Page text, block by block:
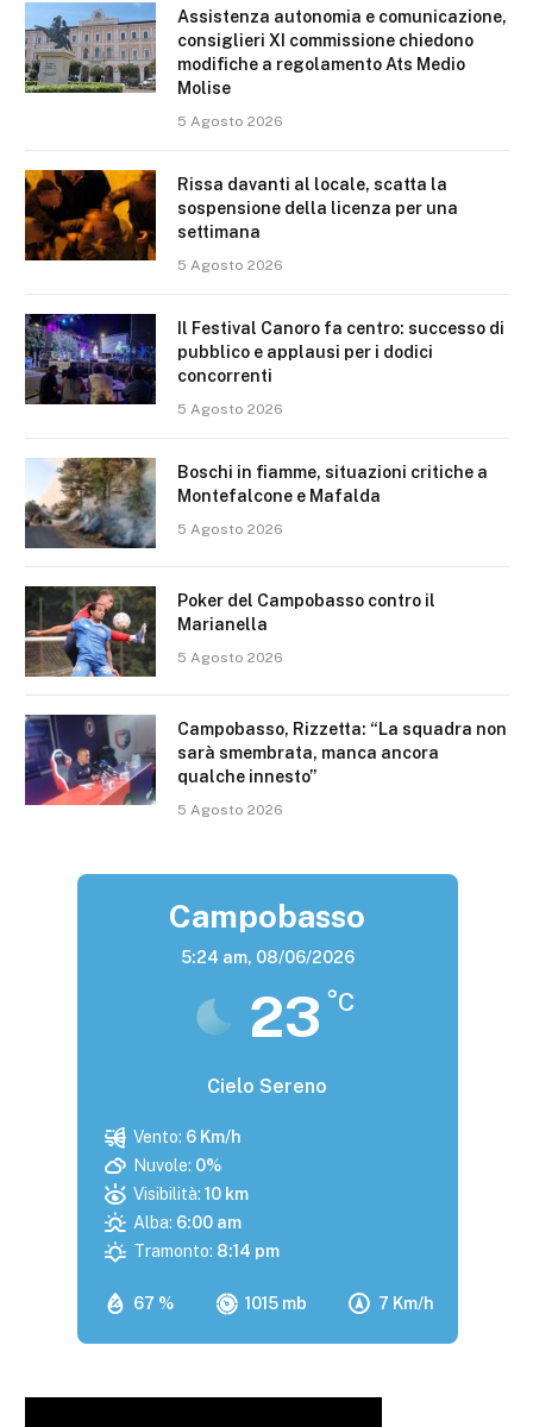
Assistenza autonomia e comunicazione,
consiglieri XI commissione chiedono
modifiche a regolamento Ats Medio
Molise
5 Agosto 2026
Rissa davanti al locale, scatta la
sospensione della licenza per una
settimana
5 Agosto 2026
Il Festival Canoro fa centro: successo di
pubblico e applausi per i dodici
concorrenti
5 Agosto 2026
Boschi in fiamme, situazioni critiche a
Montefalcone e Mafalda
5 Agosto 2026
Poker del Campobasso contro il
Marianella
5 Agosto 2026
Campobasso, Rizzetta: “La squadra non
sarà smembrata, manca ancora
qualche innesto”
5 Agosto 2026
Campobasso
5:24 am, 08/06/2026
23 °C
Cielo Sereno
67 % 1015 mb 7 Km/h
Vento: 6 Km/h
Nuvole: 0%
Visibilità: 10 km
Alba: 6:00 am
Tramonto: 8:14 pm